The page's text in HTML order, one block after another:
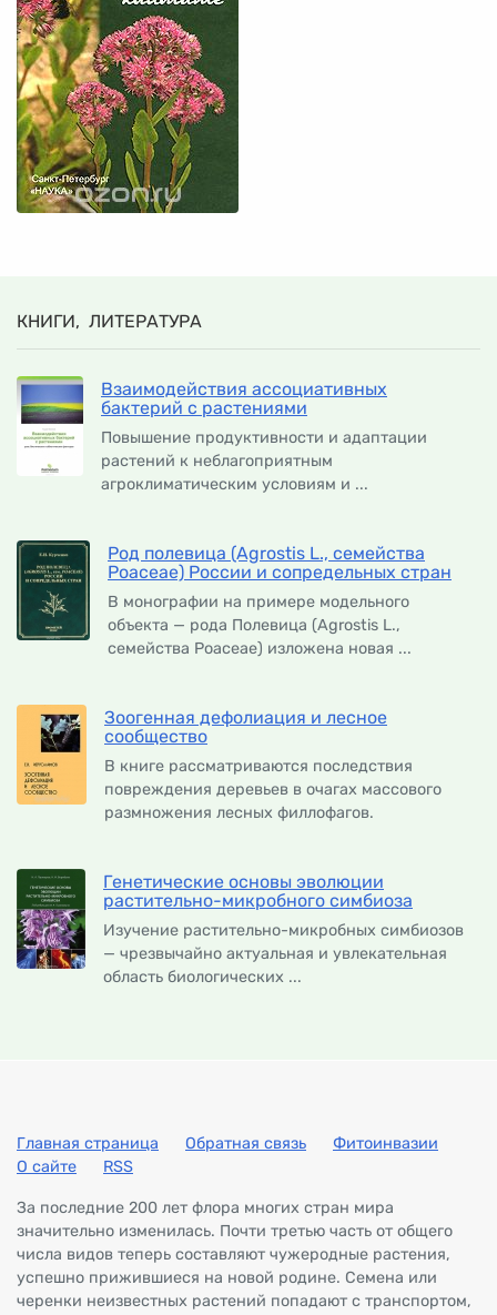
КНИГИ, ЛИТЕРАТУРА
Взаимодействия ассоциативных
бактерий с растениями
Повышение продуктивности и адаптации
растений к неблагоприятным
агроклиматическим условиям и ...
Род полевица (Agrostis L., семейства
Poaceae) России и сопредельных стран
В монографии на примере модельного
объекта — рода Полевица (Agrostis L.,
семейства Роасеае) изложена новая ...
Зоогенная дефолиация и лесное
сообщество
В книге рассматриваются последствия
повреждения деревьев в очагах массового
размножения лесных филлофагов.
Генетические основы эволюции
растительно-микробного симбиоза
Изучение растительно-микробных симбиозов
— чрезвычайно актуальная и увлекательная
область биологических ...
Главная страница Обратная связь
Фитоинвазии
О сайте
RSS
За последние 200 лет флора многих стран мира
значительно изменилась. Почти третью часть от общего
числа видов теперь составляют чужеродные растения,
успешно прижившиеся на новой родине. Семена или
черенки неизвестных растений попадают с транспортом,